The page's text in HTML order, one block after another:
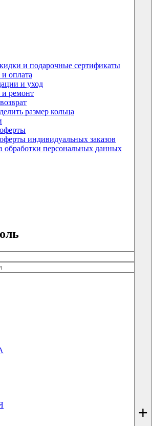
и подарочные сертификаты
и оплата
и уход
и ремонт
размер кольца
индивидуальных заказов
обработки персональных данных
+